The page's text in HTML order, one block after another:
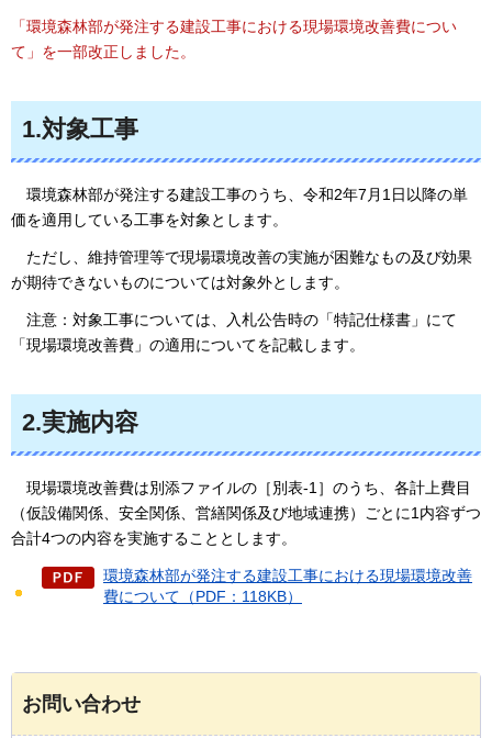
「環境森林部が発注する建設工事における現場環境改善費につい
て」を一部改正しました。
1.対象工事
環境森林部が発注する建設工事のうち、令和2年7月1日以降の単
価を適用している工事を対象とします。
ただし、 維持管理等で現場環境改善の実施が困難なもの及び効果
が期待できないものについては対象外とします。
注意： 対象工事については、入札公告時の「特記仕様書」にて
「現場環境改善費」の適用についてを記載します。
2.実施内容
現場環境改善費は別添ファイルの［別表-1］のうち、各計上費目
（仮設備関係、安全関係、営繕関係及び地域連携）ごとに1内容ずつ
合計4つの内容を実施することとします。
環境森林部が発注する建設工事における現場環境改善
費について（PDF：118KB）
お問い合わせ